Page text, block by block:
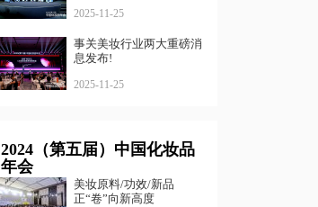
2025-11-25
事关美妆行业两大重磅消
息发布!
2025-11-25
2024（第五届）中国化妆品
年会
美妆原料/功效/新品
正“卷”向新高度